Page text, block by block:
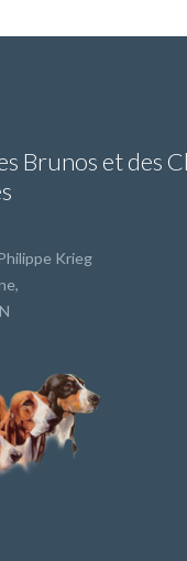
Brunos et des
Krieg